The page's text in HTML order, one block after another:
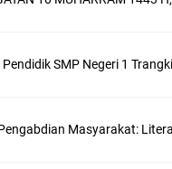
Pendidik SMP Negeri 1